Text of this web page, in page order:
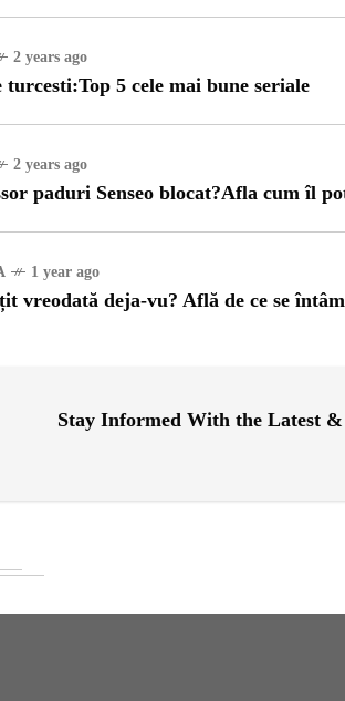
2 years ago
turcesti:Top 5 cele mai bune seriale
2 years ago
paduri Senseo blocat?Afla cum îl
1 year ago
vreodată deja-vu? Află de ce se
Stay Informed With the Latest
POPULAR